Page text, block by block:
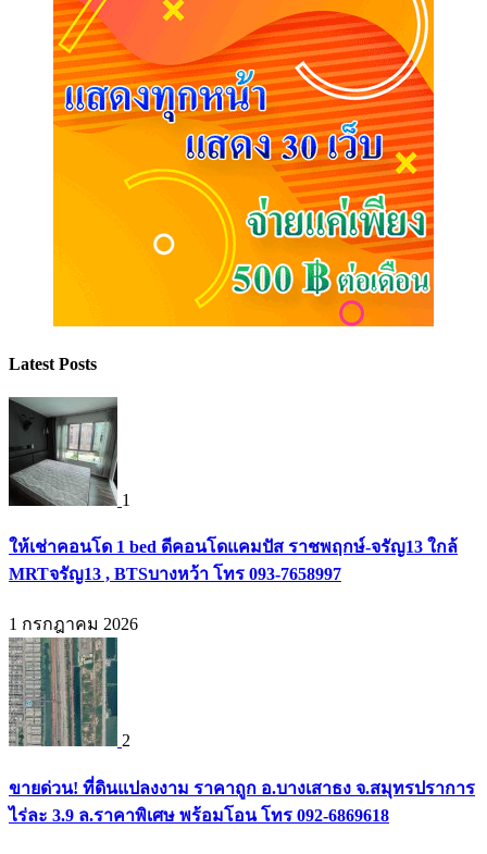
Latest Posts
1
ให้เช่าคอนโด 1 bed ดีคอนโดแคมปัส ราชพฤกษ์-จรัญ13 ใกล้
MRTจรัญ13 , BTSบางหว้า โทร 093-7658997
1 กรกฎาคม 2026
2
ขายด่วน! ที่ดินแปลงงาม ราคาถูก อ.บางเสาธง จ.สมุทรปราการ
ไร่ละ 3.9 ล.ราคาพิเศษ พร้อมโอน โทร 092-6869618